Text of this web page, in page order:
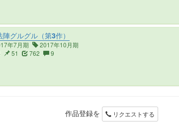
グルグル（第3作）
年7月期
2017年10月期
51 762 9
作品登録を リクエストする